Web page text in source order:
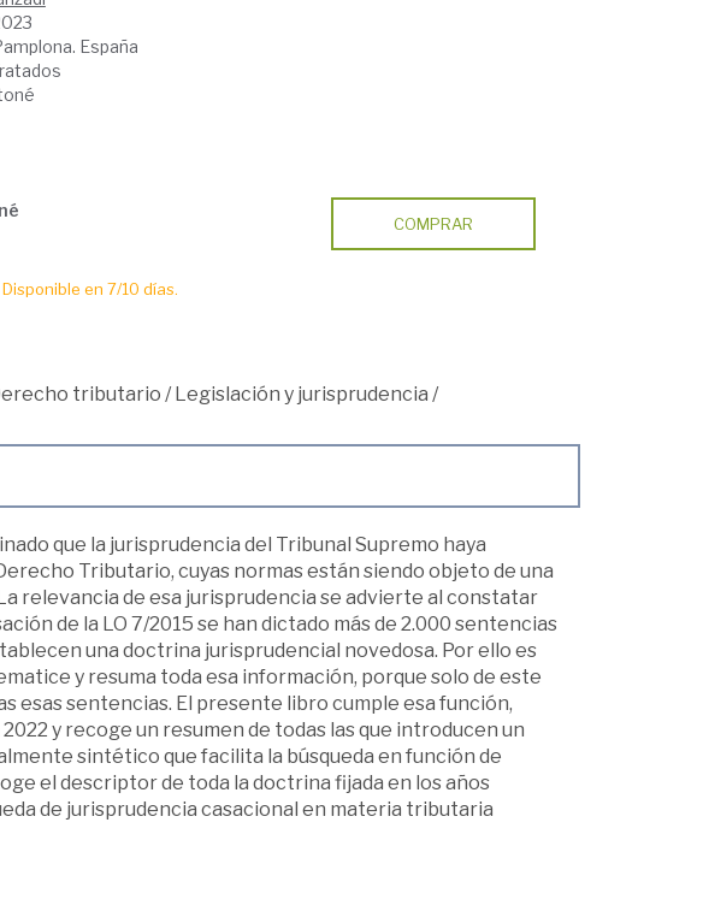
España
en 7/10 días.
COMPRAR
tributario /Legislación y jurisprudencia /
que la jurisprudencia del Tribunal Supremo haya
Tributario, cuyas normas están siendo objeto de una
relevancia de esa jurisprudencia se advierte al constatar
de la LO 7/2015 se han dictado más de 2.000 sentencias
una doctrina jurisprudencial novedosa. Por ello es
y resuma toda esa información, porque solo de este
esas sentencias. El presente libro cumple esa función,
y recoge un resumen de todas las que introducen un
sintético que facilita la búsqueda en función de
el descriptor de toda la doctrina fijada en los años
de jurisprudencia casacional en materia tributaria